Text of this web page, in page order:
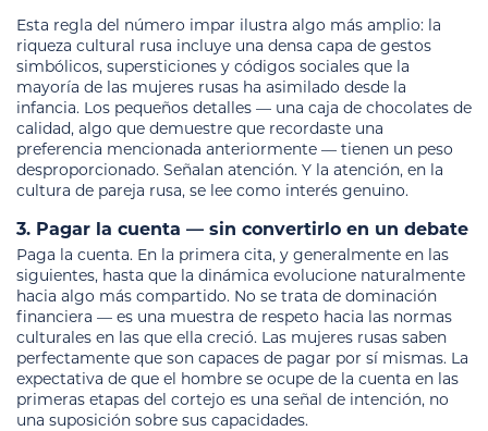
Esta regla del número impar ilustra algo más amplio: la
riqueza cultural rusa incluye una densa capa de gestos
simbólicos, supersticiones y códigos sociales que la
mayoría de las mujeres rusas ha asimilado desde la
infancia. Los pequeños detalles — una caja de chocolates de
calidad, algo que demuestre que recordaste una
preferencia mencionada anteriormente — tienen un peso
desproporcionado. Señalan atención. Y la atención, en la
cultura de pareja rusa, se lee como interés genuino.
3. Pagar la cuenta — sin convertirlo en un debate
Paga la cuenta. En la primera cita, y generalmente en las
siguientes, hasta que la dinámica evolucione naturalmente
hacia algo más compartido. No se trata de dominación
financiera — es una muestra de respeto hacia las normas
culturales en las que ella creció. Las mujeres rusas saben
perfectamente que son capaces de pagar por sí mismas. La
expectativa de que el hombre se ocupe de la cuenta en las
primeras etapas del cortejo es una señal de intención, no
una suposición sobre sus capacidades.